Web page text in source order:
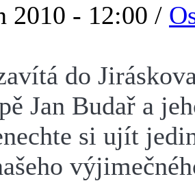
2010 - 12:00 /
do
Jan Budař a
si ujít